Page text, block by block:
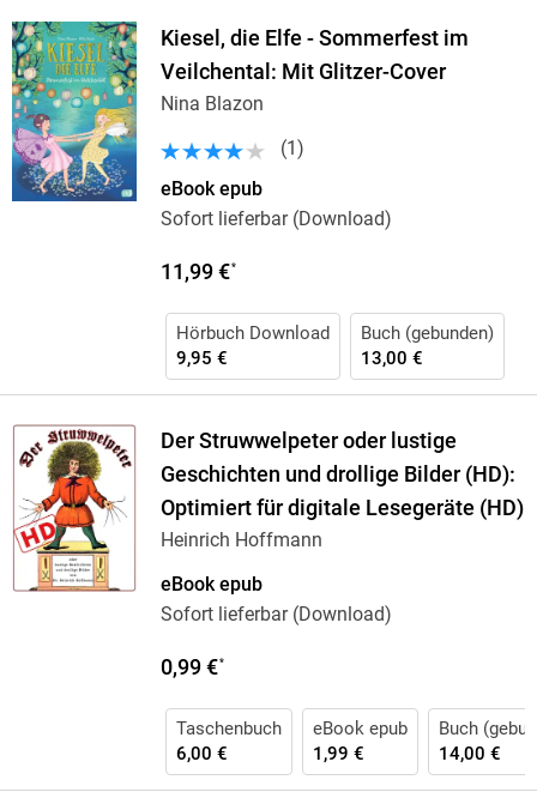
Kiesel, die Elfe - Sommerfest im
Veilchental: Mit Glitzer-Cover
Nina Blazon
(1 )
eBook epub
Sofort lieferbar (Download)
11,99 €*
Hörbuch Download
9,95 €
Buch (gebunden)
13,00 €
Der Struwwelpeter oder lustige
Geschichten und drollige Bilder (HD):
Optimiert für digitale Lesegeräte (HD)
Heinrich Hoffmann
eBook epub
Sofort lieferbar (Download)
0,99 €*
Taschenbuch
6,00 €
eBook epub
1,99 €
Buch
14,00 €